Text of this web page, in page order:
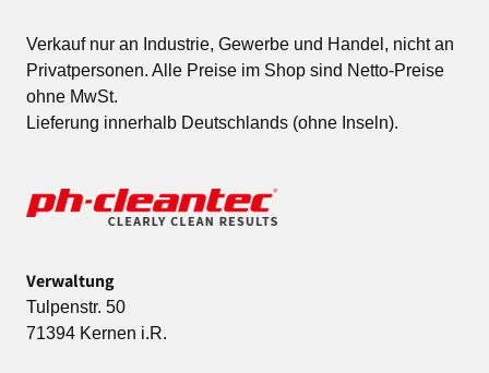
Verkauf nur an Industrie, Gewerbe und Handel, nicht an
Privatpersonen. Alle Preise im Shop sind Netto-Preise
ohne MwSt.
Lieferung innerhalb Deutschlands (ohne Inseln).
Verwaltung
Tulpenstr. 50
71394 Kernen i.R.